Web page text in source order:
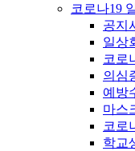
코로나19
공지
일상
코로
의심
예방
마스
코로
학교